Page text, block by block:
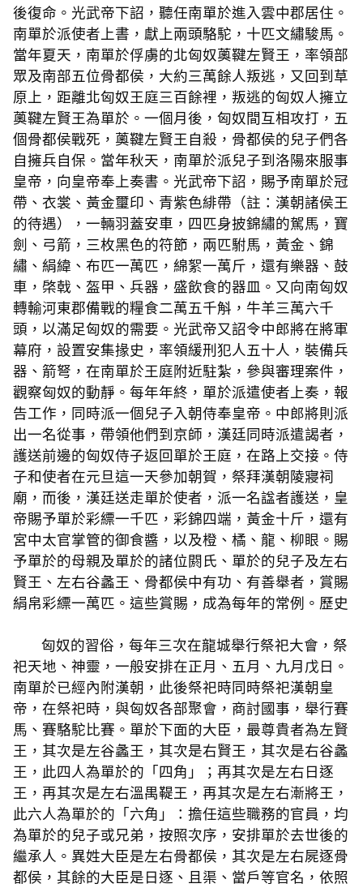
後復命。光武帝下詔，聽任南單於進入雲中郡居住。
南單於派使者上書，獻上兩頭駱駝，十匹文繡駿馬。
當年夏天，南單於俘虜的北匈奴薁鞬左賢王，率領部
眾及南部五位骨都侯，大約三萬餘人叛逃，又回到草
原上，距離北匈奴王庭三百餘裡，叛逃的匈奴人擁立
薁鞬左賢王為單於。一個月後，匈奴間互相攻打，五
個骨都侯戰死，薁鞬左賢王自殺，骨都侯的兒子們各
自擁兵自保。當年秋天，南單於派兒子到洛陽來服事
皇帝，向皇帝奉上奏書。光武帝下詔，賜予南單於冠
帶、衣裳、黃金璽印、青紫色緋帶（註：漢朝諸侯王
的待遇），一輛羽蓋安車，四匹身披錦繡的駕馬，寶
劍、弓箭，三枚黑色的符節，兩匹駙馬，黃金、錦
繡、絹緯、布匹一萬匹，綿絮一萬斤，還有樂器、鼓
車，棨戟、盔甲、兵器，盛飲食的器皿。又向南匈奴
轉輸河東郡備戰的糧食二萬五千斛，牛羊三萬六千
頭，以滿足匈奴的需要。光武帝又詔令中郎將在將軍
幕府，設置安集掾史，率領緩刑犯人五十人，裝備兵
器、箭弩，在南單於王庭附近駐紮，參與審理案件，
觀察匈奴的動靜。每年年終，單於派遣使者上奏，報
告工作，同時派一個兒子入朝侍奉皇帝。中郎將則派
出一名從事，帶領他們到京師，漢廷同時派遣謁者，
護送前邊的匈奴侍子返回單於王庭，在路上交接。侍
子和使者在元旦這一天參加朝賀，祭拜漢朝陵寢祠
廟，而後，漢廷送走單於使者，派一名諡者護送，皇
帝賜予單於彩縹一千匹，彩錦四端，黃金十斤，還有
宮中太官掌管的御食醬，以及橙、橘、龍、柳眼。賜
予單於的母親及單於的諸位閼氏、單於的兒子及左右
賢王、左右谷蠡王、骨都侯中有功、有善舉者，賞賜
絹帛彩縹一萬匹。這些賞賜，成為每年的常例。歷史
匈奴的習俗，每年三次在龍城舉行祭祀大會，祭
祀天地、神靈，一般安排在正月、五月、九月戊日。
南單於已經內附漢朝，此後祭祀時同時祭祀漢朝皇
帝，在祭祀時，與匈奴各部聚會，商討國事，舉行賽
馬、賽駱駝比賽。單於下面的大臣，最尊貴者為左賢
王，其次是左谷蠡王，其次是右賢王，其次是右谷蠡
王，此四人為單於的「四角」；再其次是左右日逐
王，再其次是左右溫禺鞮王，再其次是左右漸將王，
此六人為單於的「六角」：擔任這些職務的官員，均
為單於的兒子或兄弟，按照次序，安排單於去世後的
繼承人。異姓大臣是左右骨都侯，其次是左右屍逐骨
都侯，其餘的大臣是日逐、且渠、當戶等官名，依照